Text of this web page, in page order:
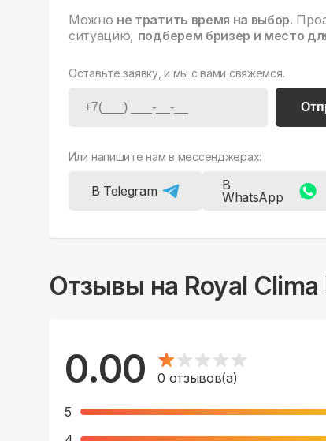
Можно не тратить время на выбор.
ситуацию, подберем бризер и место
Оставьте заявку, и мы с вами свяжемся.
Или напишите нам в мессенджерах:
В Telegram
В
WhatsApp
Отзывы на Royal
0.00 0 отзывов(а)
5